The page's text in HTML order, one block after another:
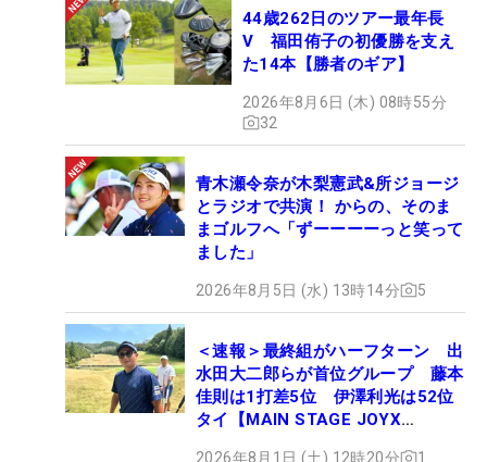
44歳262日のツアー最年長
V 福田侑子の初優勝を支え
た14本【勝者のギア】
2026年8月6日 (木) 08時55分
32
青木瀬令奈が木梨憲武&所ジョージ
とラジオで共演！ からの、そのま
まゴルフへ「ずーーーーっと笑って
ました」
2026年8月5日 (水) 13時14分 5
＜速報＞最終組がハーフターン 出
水田大二郎らが首位グループ 藤本
佳則は1打差5位 伊澤利光は52位
タイ【MAIN STAGE JOYX
2026年8月1日 (土) 12時20分 1